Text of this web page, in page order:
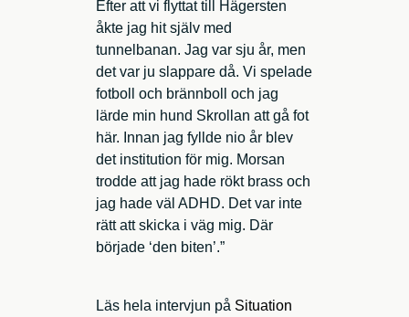
Efter att vi flyttat till Hägersten
åkte jag hit själv med
tunnelbanan. Jag var sju år, men
det var ju slappare då. Vi spelade
fotboll och brännboll och jag
lärde min hund Skrollan att gå fot
här. Innan jag fyllde nio år blev
det institution för mig. Morsan
trodde att jag hade rökt brass och
jag hade väl ADHD. Det var inte
rätt att skicka i väg mig. Där
började ‘den biten’.”
Läs hela intervjun på Situation